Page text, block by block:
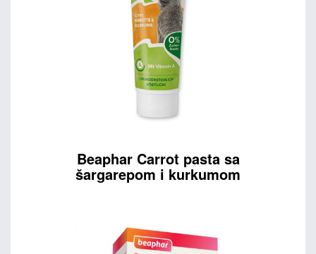
Beaphar Carrot pasta sa
šargarepom i kurkumom